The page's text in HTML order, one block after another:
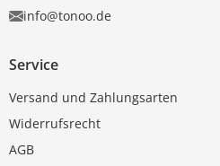
info@tonoo.de
Service
Versand und Zahlungsarten
Widerrufsrecht
AGB